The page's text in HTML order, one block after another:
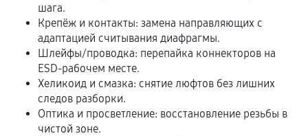
фиксируются в документах.
Когда гарантия не действует
Нарушение правил эксплуатации,
механические повреждения, попадание влаги,
перегрев, коррозия.
шага.
Крепёж и контакты: замена направляющих с
адаптацией считывания диафрагмы.
Шлейфы/проводка: перепайка коннекторов на
ESD-рабочем месте.
Хеликоид и смазка: снятие люфтов без лишних
следов разборки.
Оптика и просветление: восстановление резьбы в
чистой зоне.